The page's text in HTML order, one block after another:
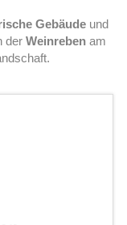
Gebäude und
der Weinreben am